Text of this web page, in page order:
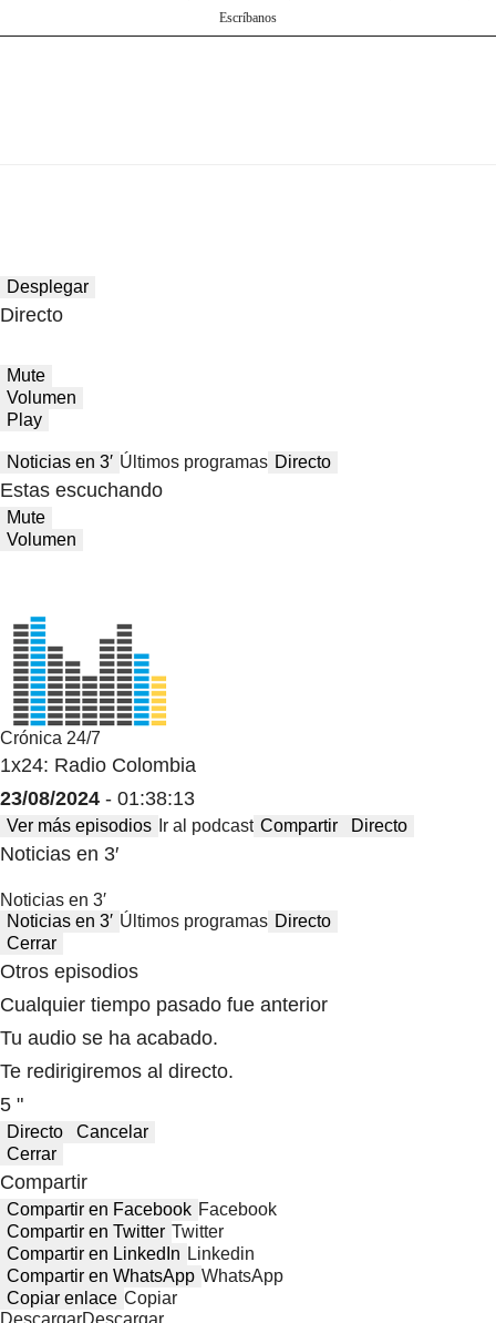
Escríbanos
Desplegar
Directo
Mute
Volumen
Play
Noticias en 3′ Últimos programas Directo
Estas escuchando
Mute
Volumen
Crónica 24/7
1x24: Radio Colombia
23/08/2024 - 01:38:13
Ver más episodios Ir al podcast Compartir Directo
Noticias en 3′
Noticias en 3′
Noticias en 3′ Últimos programas Directo
Cerrar
Otros episodios
Cualquier tiempo pasado fue anterior
Tu audio se ha acabado.
Te redirigiremos al directo.
5 "
Directo
Cancelar
Cerrar
Compartir
Compartir en Facebook Facebook
Compartir en Twitter Twitter
Compartir en LinkedIn Linkedin
Compartir en WhatsApp WhatsApp
Copiar enlace Copiar
DescargarDescargar